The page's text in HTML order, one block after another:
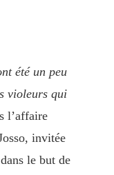
été un peu
violeurs qui
l’affaire
invitée
le but de